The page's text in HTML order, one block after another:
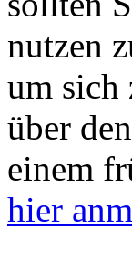
nutzen
um sich
über
einem
hier